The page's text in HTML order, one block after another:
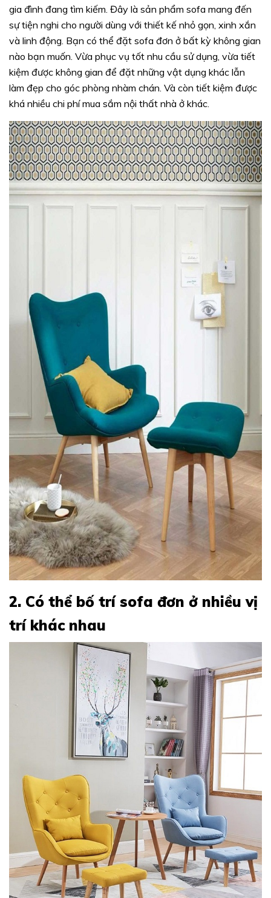
gia đình đang tìm kiếm. Đây là sản phẩm sofa mang đến
sự tiện nghi cho người dùng với thiết kế nhỏ gọn, xinh xắn
và linh động. Bạn có thể đặt sofa đơn ở bất kỳ không gian
nào bạn muốn. Vừa phục vụ tốt nhu cầu sử dụng, vừa tiết
kiệm được không gian để đặt những vật dụng khác lẫn
làm đẹp cho góc phòng nhàm chán. Và còn tiết kiệm được
khá nhiều chi phí mua sắm nội thất nhà ở khác.
2. Có thể bố trí sofa đơn ở nhiều vị
trí khác nhau